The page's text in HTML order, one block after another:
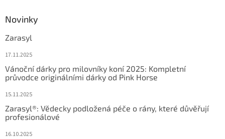
Novinky
Zarasyl
17.11.2025
Vánoční dárky pro milovníky koní 2025: Kompletní
průvodce originálními dárky od Pink Horse
15.11.2025
Zarasyl®: Vědecky podložená péče o rány, které důvěřují
profesionálové
16.10.2025